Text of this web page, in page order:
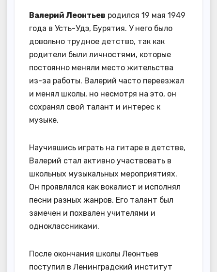
Валерий Леонтьев родился 19 мая 1949
года в Усть-Удэ, Бурятия. У него было
довольно трудное детство, так как
родители были личностями, которые
постоянно меняли место жительства
из-за работы. Валерий часто переезжал
и менял школы, но несмотря на это, он
сохранял свой талант и интерес к
музыке.
Научившись играть на гитаре в детстве,
Валерий стал активно участвовать в
школьных музыкальных мероприятиях.
Он проявлялся как вокалист и исполнял
песни разных жанров. Его талант был
замечен и похвален учителями и
одноклассниками.
После окончания школы Леонтьев
поступил в Ленинградский институт